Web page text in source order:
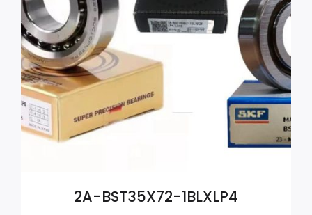
2A-BST35X72-1BLXLP4